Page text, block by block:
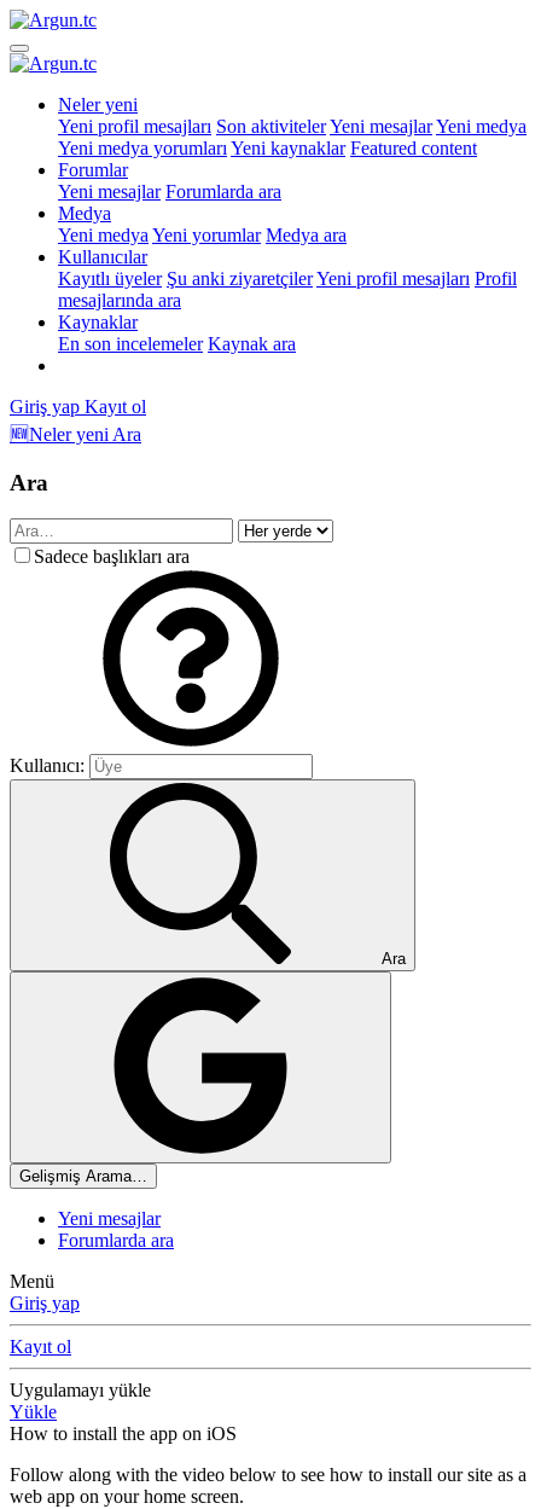
Neler yeni
Yeni profil mesajları Son aktivitelerYeni mesajlarYeni medya
Yeni medya yorumları Yeni kaynaklar Featured content
Forumlar
Yeni mesajlar Forumlarda ara
Medya
Yeni medya Yeni yorumlar Medya ara
Kullanıcılar
Kayıtlı üyeler Şu anki ziyaretçilerYeni profil mesajları Profil
mesajlarında ara
Kaynaklar
En son incelemeler Kaynak ara
Giriş yap Kayıt ol
🆕Neler yeni Ara
Ara
Sadece başlıkları ara
Kullanıcı:
Ara
Gelişmiş Arama…
Yeni mesajlar
Forumlarda ara
Menü
Giriş yap
Kayıt ol
Uygulamayı yükle
Yükle
How to install the app on iOS
Follow along with the video below to see how to install our site as a
web app on your home screen.